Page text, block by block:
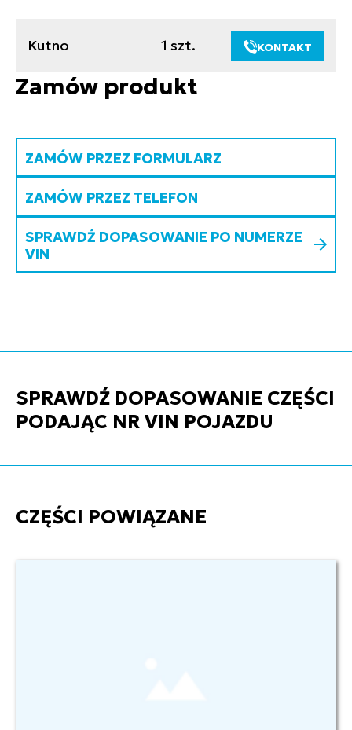
Kutno 1 szt. KONTAKT
Zamów produkt
ZAMÓW PRZEZ FORMULARZ
ZAMÓW PRZEZ TELEFON
SPRAWDŹ DOPASOWANIE PO NUMERZE
VIN
SPRAWDŹ DOPASOWANIE CZĘŚCI
PODAJĄC NR VIN POJAZDU
CZĘŚCI POWIĄZANE